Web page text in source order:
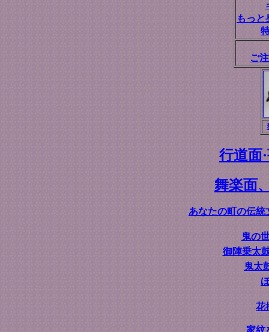
もっと
ご
行道面
舞楽面
あなたの町の伝
鬼の
御陣乗太
鬼太
花